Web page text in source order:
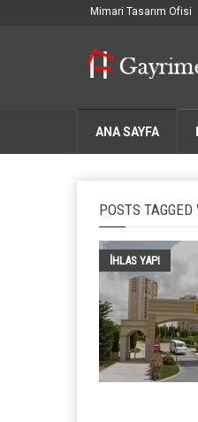
Mimari Tasarım Ofisi
ANA SAYFA
POSTS
İHLAS YAPI